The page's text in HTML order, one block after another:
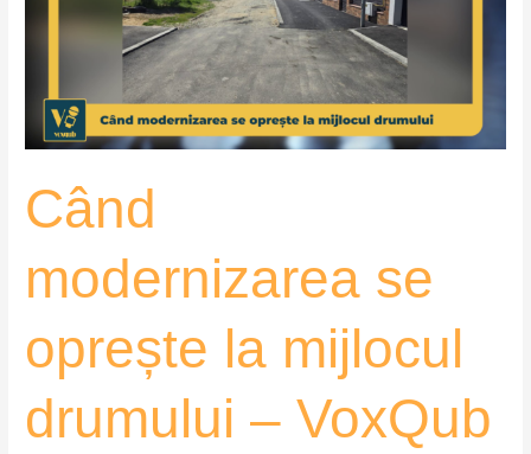
Când
modernizarea se
oprește la mijlocul
drumului – VoxQub
VoxQub